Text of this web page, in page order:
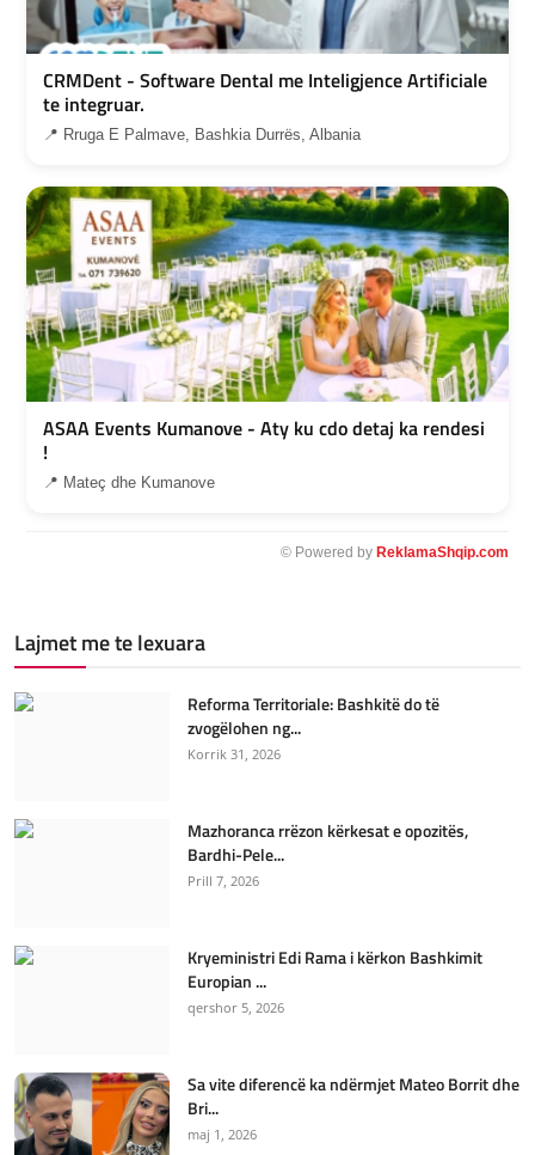
CRMDent - Software Dental me Inteligjence Artificiale
te integruar.
📍 Rruga E Palmave, Bashkia Durrës, Albania
ASAA Events Kumanove - Aty ku cdo detaj ka rendesi
!
📍 Mateç dhe Kumanove
© Powered by ReklamaShqip.com
Lajmet me te lexuara
Reforma Territoriale: Bashkitë do të
zvogëlohen ng...
Korrik 31, 2026
Mazhoranca rrëzon kërkesat e opozitës,
Bardhi-Pele...
Prill 7, 2026
Kryeministri Edi Rama i kërkon Bashkimit
Europian ...
qershor 5, 2026
Sa vite diferencë ka ndërmjet Mateo Borrit dhe
Bri...
maj 1, 2026